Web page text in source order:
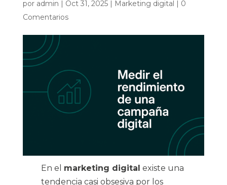
por admin | Oct 31, 2025| Marketing digital | 0
Comentarios
En el marketing digital existe una
tendencia casi obsesiva por los